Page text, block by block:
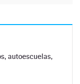
autoescuelas,